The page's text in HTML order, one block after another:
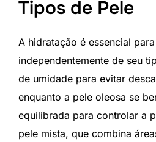
Tipos de Pele
A hidratação é essencial
independentemente de seu
de umidade para evitar
enquanto a pele oleosa se
equilibrada para controlar a
pele mista, que combina